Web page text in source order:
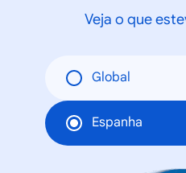
Veja o que
Global
Espanha